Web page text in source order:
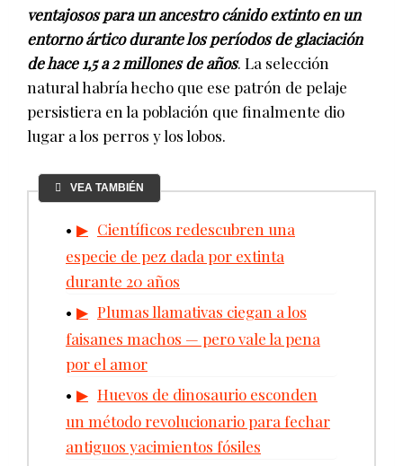
ventajosos para un ancestro cánido extinto en un
entorno ártico durante los períodos de glaciación
de hace 1,5 a 2 millones de años. La selección
natural habría hecho que ese patrón de pelaje
persistiera en la población que finalmente dio
lugar a los perros y los lobos.
VEA TAMBIÉN
Científicos redescubren una
especie de pez dada por extinta
durante 20 años
Plumas llamativas ciegan a los
faisanes machos — pero vale la pena
por el amor
Huevos de dinosaurio esconden
un método revolucionario para fechar
antiguos yacimientos fósiles